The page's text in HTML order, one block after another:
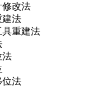
修改法
建法
具重建法
法
位法